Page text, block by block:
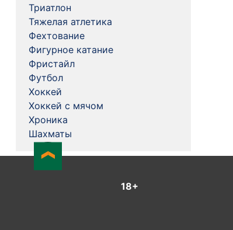
Триатлон
Тяжелая атлетика
Фехтование
Фигурное катание
Фристайл
Футбол
Хоккей
Хоккей с мячом
Хроника
Шахматы
18+